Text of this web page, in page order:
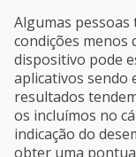
Algumas
condições menos
dispositivo pode
aplicativos sendo
resultados
os incluímos no
indicação do
obter uma